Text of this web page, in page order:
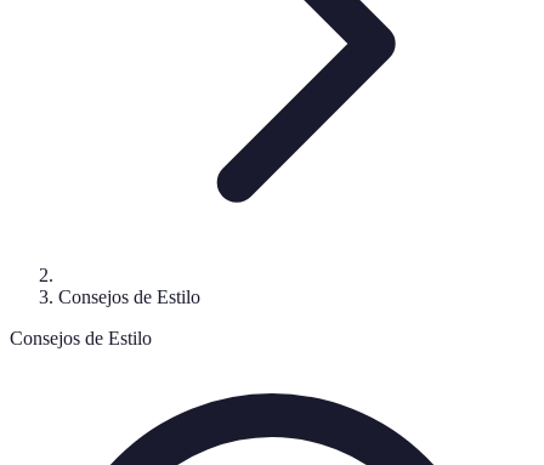
Consejos de Estilo
Consejos de Estilo